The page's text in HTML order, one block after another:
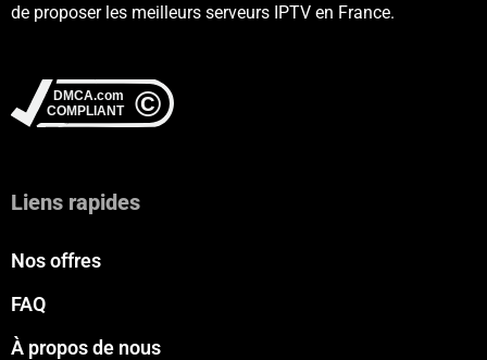
de proposer les meilleurs serveurs IPTV en France.
Liens rapides
Nos offres
FAQ
À propos de nous